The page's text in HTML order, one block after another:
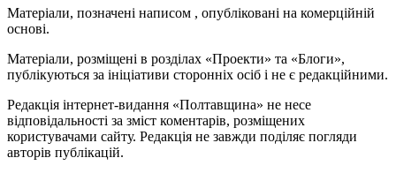
Матеріали, позначені написом , опубліковані на комерційній
основі.
Матеріали, розміщені в розділах «Проекти» та «Блоги»,
публікуються за ініціативи сторонніх осіб і не є редакційними.
Редакція інтернет-видання «Полтавщина» не несе
відповідальності за зміст коментарів, розміщених
користувачами сайту. Редакція не завжди поділяє погляди
авторів публікацій.